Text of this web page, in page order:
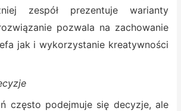
zespół prezentuje warianty
pozwala na zachowanie
jak i wykorzystanie kreatywności
często podejmuje się decyzje, ale